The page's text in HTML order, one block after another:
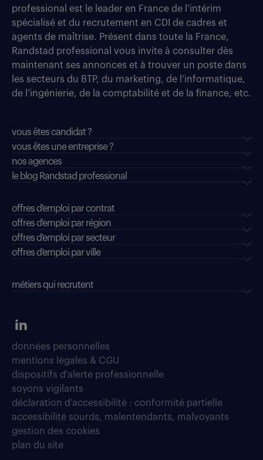
professional est le leader en France de l’intérim
spécialisé et du recrutement en CDI de cadres et
agents de maîtrise. Présent dans toute la France,
Randstad professional vous invite à consulter dès
maintenant ses annonces et à trouver un poste dans
les secteurs du BTP, du marketing, de l’informatique,
de l’ingénierie, de la comptabilité et de la finance, etc.
vous êtes candidat ?
vous êtes une entreprise ?
nos agences
le blog Randstad professional
offres d'emploi par contrat
offres d'emploi par région
offres d'emploi par secteur
offres d’emploi par ville
métiers qui recrutent
données personnelles
mentions légales & CGU
dispositifs d'alerte professionnelle
soyons vigilants
déclaration d'accessibilité : conformité partielle
accessibilité sourds, malentendants, malvoyants
gestion des cookies
plan du site